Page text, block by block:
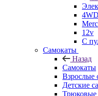
4WD
12v
С
Самокаты
Назад
Самокаты
Взрослые
Детские
Трюковые